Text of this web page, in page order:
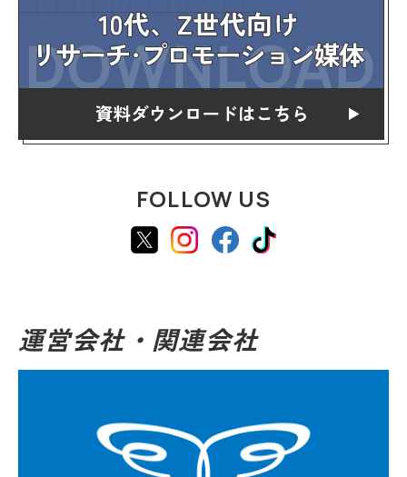
FOLLOW US
運営会社・関連会社